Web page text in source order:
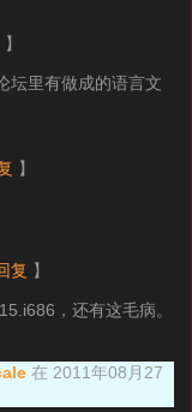
】
坛里有做成的语言文
】
复 】
，还有这毛病。
在 2011年08月27